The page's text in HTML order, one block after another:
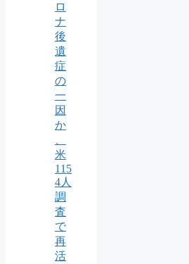
ロ
ナ
後
遺
症
の
一
因
か
米
115
4人
調
査
で
再
活